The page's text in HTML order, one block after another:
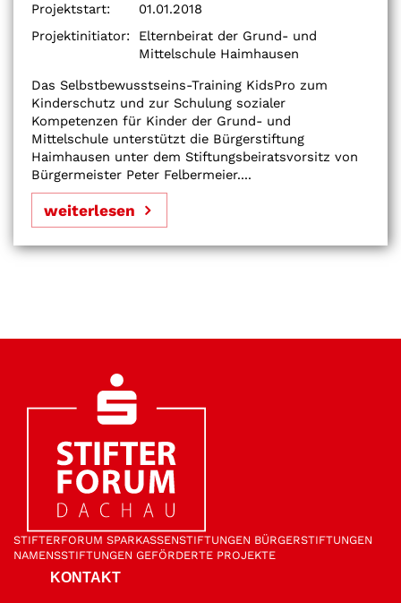
Projektstart:
01.01.2018
Projektinitiator:
Elternbeirat der Grund- und
Mittelschule Haimhausen
Das Selbstbewusstseins-Training KidsPro zum
Kinderschutz und zur Schulung sozialer
Kompetenzen für Kinder der Grund- und
Mittelschule unterstützt die Bürgerstiftung
Haimhausen unter dem Stiftungsbeiratsvorsitz von
Bürgermeister Peter Felbermeier....
weiterlesen
STIFTER­FORUM SPARKASSEN­STIFTUNGEN BÜRGER­STIFTUNGEN
NAMENS­STIFTUNGEN GEFÖRDERTE PROJEKTE
KONTAKT